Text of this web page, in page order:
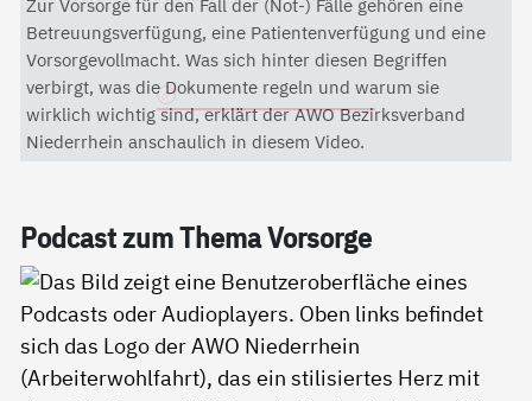
Mit dem Aktivieren des Videos akzeptieren Sie die
Datenschutzerklärung von YouTube.
Datenschutzerklärung
Betreuungsverfügung, eine Patientenverfügung und eine
Vorsorgevollmacht. Was sich hinter diesen Begriffen
verbirgt, was die Dokumente regeln und warum sie
wirklich wichtig sind, erklärt der AWO Bezirksverband
Niederrhein anschaulich in diesem Video.
Pod­cast zum The­ma Vor­sor­ge